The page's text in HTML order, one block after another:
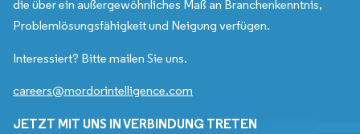
die über ein außergewöhnliches Maß an Branchenkenntnis,
Problemlösungsfähigkeit und Neigung verfügen.
Interessiert? Bitte mailen Sie uns.
careers@mordorintelligence.com
JETZT MIT UNS IN VERBINDUNG TRETEN